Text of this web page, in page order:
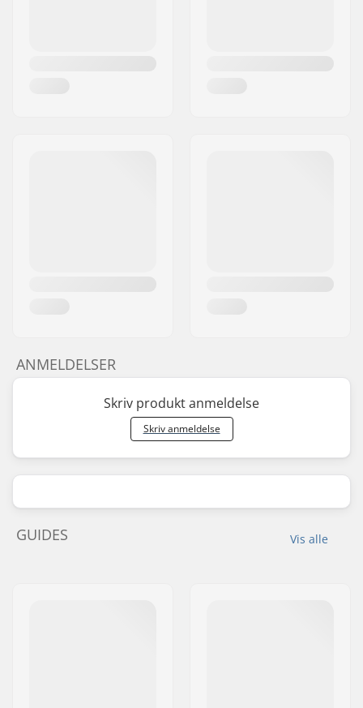
ANMELDELSER
Skriv produkt anmeldelse
Skriv anmeldelse
Vis alle
GUIDES